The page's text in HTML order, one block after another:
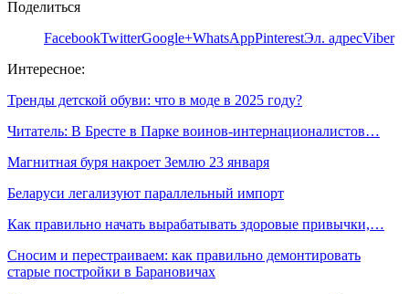
Поделиться
FacebookTwitterGoogle+WhatsAppPinterestЭл. адресViber
Интересное:
Тренды детской обуви: что в моде в 2025 году?
Читатель: В Бресте в Парке воинов-интернационалистов…
Магнитная буря накроет Землю 23 января
Беларуси легализуют параллельный импорт
Как правильно начать вырабатывать здоровые привычки,…
Сносим и перестраиваем: как правильно демонтировать
старые постройки в Барановичах